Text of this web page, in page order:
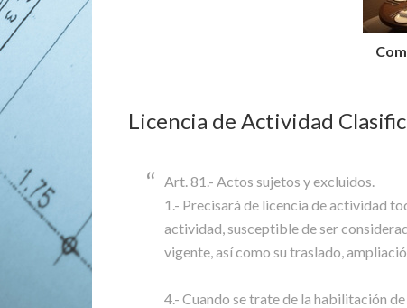
Licencia de Actividad
Art. 81.- Actos sujetos y excluidos.
1.- Precisará de licencia de actividad
actividad, susceptible de ser
vigente, así como su traslado,
4.- Cuando se trate de la habilitación